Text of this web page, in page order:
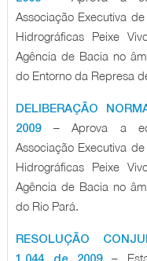
Associação Executiva
Hidrográficas Peixe
Agência de Bacia no
do Entorno da Represa
DELIBERAÇÃO
2009– Aprova a
Associação Executiva
Hidrográficas Peixe
Agência de Bacia no
do Rio Pará.
RESOLUÇÃO
1.044 de 2009–